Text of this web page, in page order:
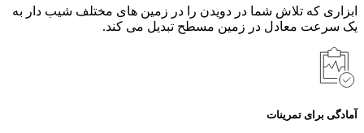
ابزاری که تلاش شما در دویدن را در زمین‌ های مختلف شیب‌ دار به
یک سرعت معادل در زمین مسطح تبدیل می‌ کند.
آمادگی برای تمرینات